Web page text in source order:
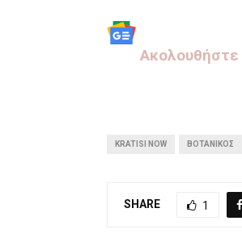
KRATISI NOW ΒΟΤΑΝΙΚΌΣ
SHARE 1